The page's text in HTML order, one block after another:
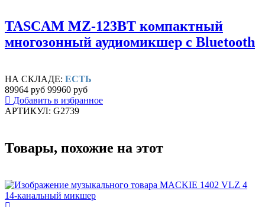
TASCAM MZ-123BT компактный
многозонный аудиомикшер с Bluetooth
НА СКЛАДЕ: ЕСТЬ
89964 руб 99960 руб
Добавить в избранное
АРТИКУЛ: G2739
Товары, похожие на этот